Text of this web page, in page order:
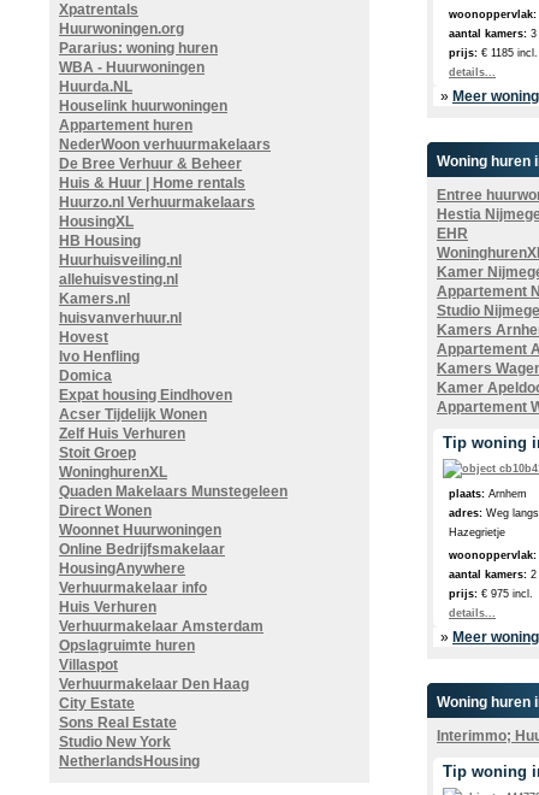
Xpatrentals
Huurwoningen.org
Pararius: woning huren
WBA - Huurwoningen
Huurda.NL
Houselink huurwoningen
Appartement huren
NederWoon verhuurmakelaars
De Bree Verhuur & Beheer
Huis & Huur | Home rentals
Huurzo.nl Verhuurmakelaars
HousingXL
HB Housing
Huurhuisveiling.nl
allehuisvesting.nl
Kamers.nl
huisvanverhuur.nl
Hovest
Ivo Henfling
Domica
Expat housing Eindhoven
Acser Tijdelijk Wonen
Zelf Huis Verhuren
Stoit Groep
WoninghurenXL
Quaden Makelaars Munstegeleen
Direct Wonen
Woonnet Huurwoningen
Online Bedrijfsmakelaar
HousingAnywhere
Verhuurmakelaar info
Huis Verhuren
Verhuurmakelaar Amsterdam
Opslagruimte huren
Villaspot
Verhuurmakelaar Den Haag
City Estate
Sons Real Estate
Studio New York
NetherlandsHousing
woonoppervlak:
aantal kamers: 3
prijs: € 1185 incl.
details...
» Meer
Woning huren
Entree
Hestia
EHR
Kamer
Appartement
Studio
Kamers
Appartement
Kamers
Kamer
Appartement
Tip woning
plaats: Arnhem
adres: Weg
Hazegrietje
woonoppervlak:
aantal kamers: 2
prijs: € 975 incl.
details...
» Meer
Woning huren
Interimmo;
Tip woning